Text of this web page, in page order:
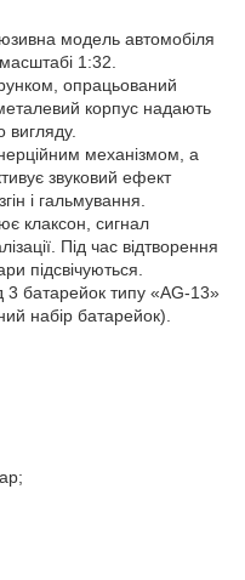
модель автомобіля
1:32.
опрацьований
корпус надають
вигляду.
механізмом, а
звуковий ефект
і гальмування.
клаксон, сигнал
Під час відтворення
підсвічуються.
3 батарейок типу «AG-13»
набір батарейок).